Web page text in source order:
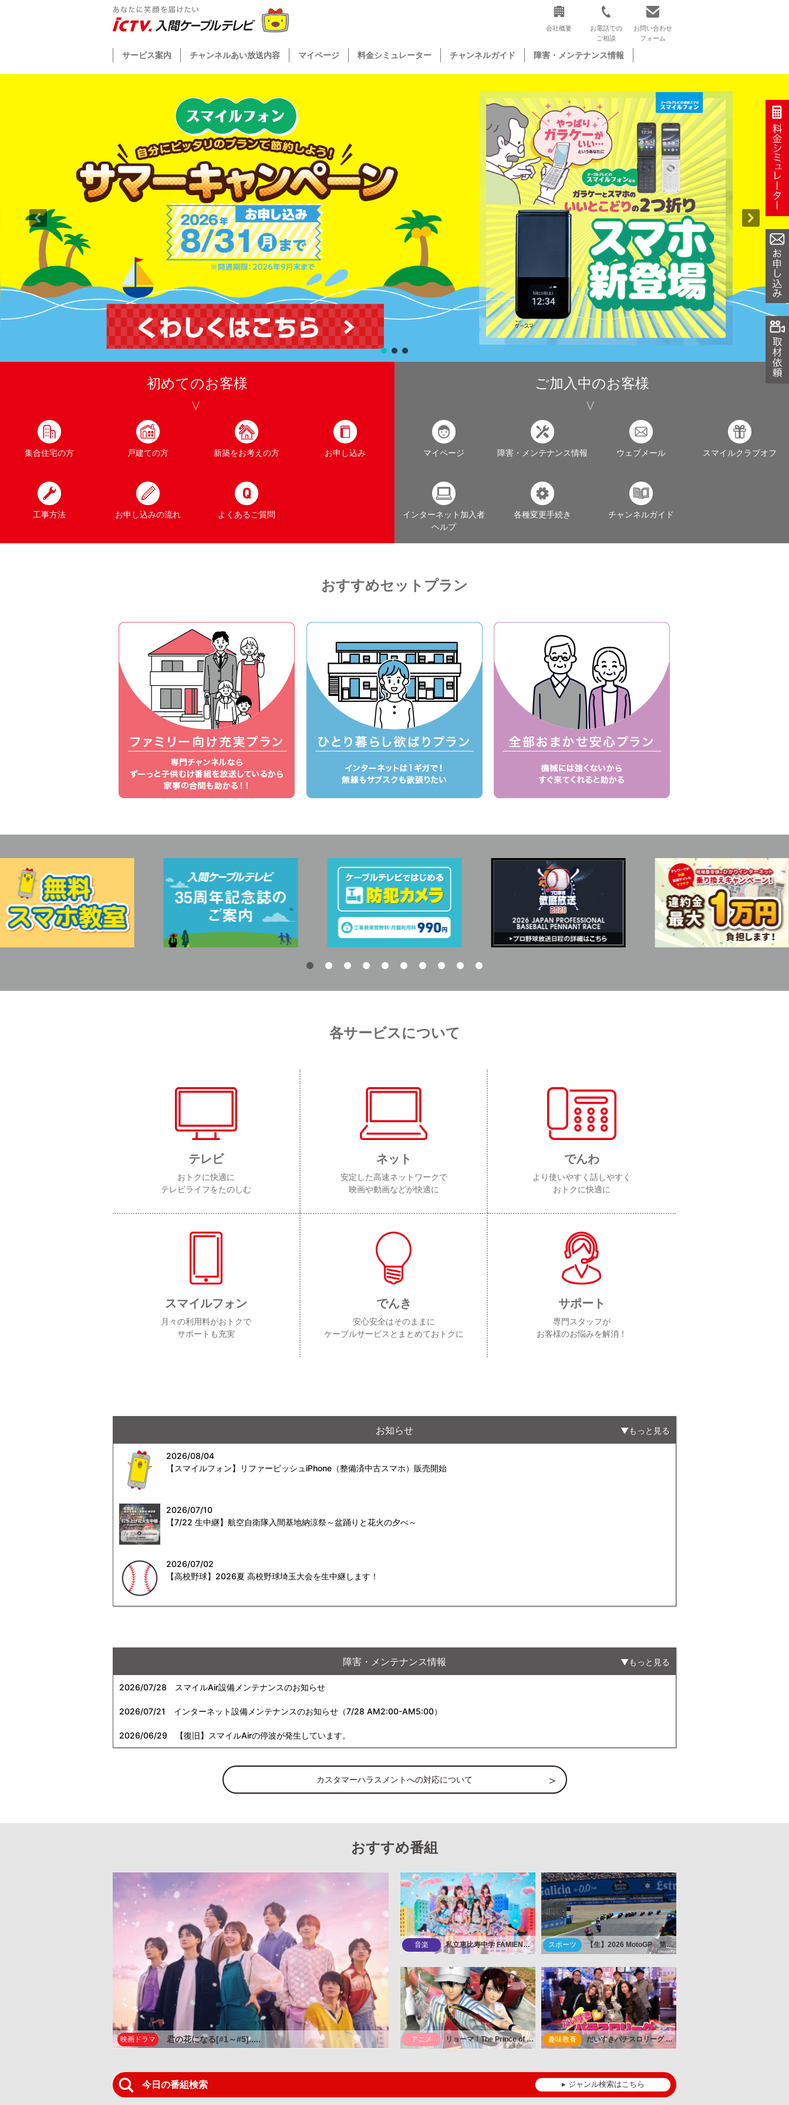
会社概要
お電話での
ご相談
お問い合わせ
フォーム
サービス案内 チャンネルあい放送内容 マイページ 料金シミュレーター チャンネルガイド 障害・メンテナンス情報
初めてのお客様
集合住宅の方 戸建ての方 新築をお考えの方 お申し込み
工事方法 お申し込みの流れ よくあるご質問
ご加入中のお客様
マイページ 障害・メンテナンス情報 ウェブメール スマイルクラブオフ
インターネット加入者
ヘルプ
各種変更手続き チャンネルガイド
おすすめセットプラン
各サービスについて
テレビ
おトクに快適に
テレビライフをたのしむ
ネット
安定した高速ネットワークで
映画や動画などが快適に
でんわ
より使いやすく話しやすく
おトクに快適に
スマイルフォン
月々の利用料がおトクで
サポートも充実
でんき
安心安全はそのままに
ケーブルサービスとまとめておトクに
サポート
専門スタッフが
お客様のお悩みを解消！
お知らせ もっと見る
2026/08/04
【スマイルフォン】リファービッシュiPhone（整備済中古スマホ）販売開始
2026/07/10
【7/22 生中継】航空自衛隊入間基地納涼祭～盆踊りと花火の夕べ～
2026/07/02
【高校野球】2026夏 高校野球埼玉大会を生中継します！
障害・メンテナンス情報 もっと見る
2026/07/28 スマイルAir設備メンテナンスのお知らせ
2026/07/21 インターネット設備メンテナンスのお知らせ（7/28 AM2:00-AM5:00）
2026/06/29 【復旧】スマイルAirの停波が発生しています。
カスタマーハラスメントへの対応について
おすすめ番組